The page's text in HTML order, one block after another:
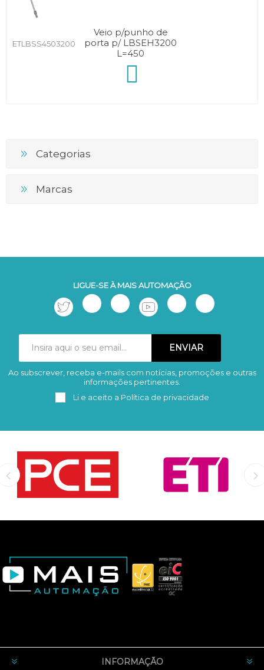
ETLBSS4503200
Veio p/punho de
porta p/ LBSEH3200
L=450
Categorias
Marcas
LIGUE-SE À MAIS AUTOMAÇÃO
Subscrever Remover
Ao subscrever, receba e-mails com notícias, promoções e outras
informações pertinentes.
Li e aceito a Política de privacidade
INFORMAÇÃO